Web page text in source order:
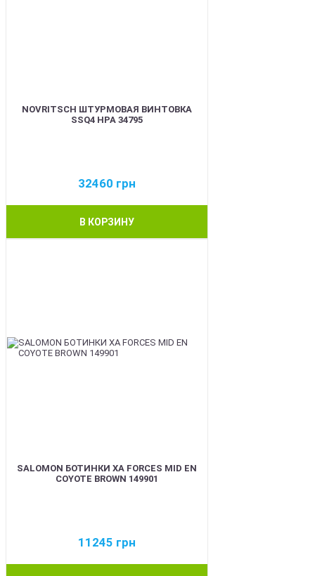
NOVRITSCH ШТУРМОВАЯ ВИНТОВКА
SSQ4 HPA 34795
32460 грн
В КОРЗИНУ
SALOMON БОТИНКИ XA FORCES MID EN
COYOTE BROWN 149901
11245 грн